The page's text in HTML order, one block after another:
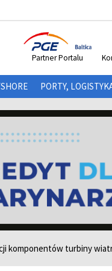
Partner Portalu
PORTY,
komponentów turbiny